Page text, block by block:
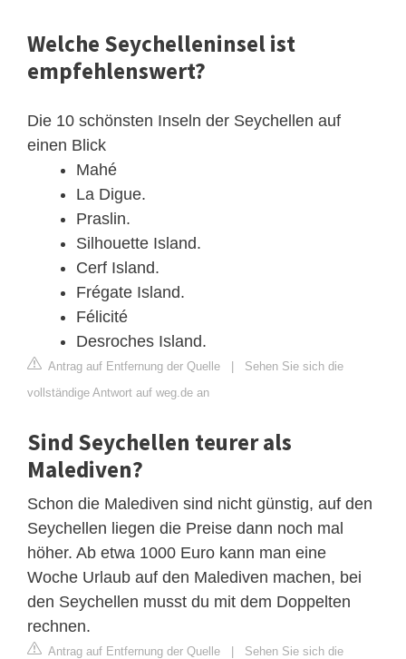
Welche Seychelleninsel ist
empfehlenswert?
Die 10 schönsten Inseln der Seychellen auf
einen Blick
Mahé
La Digue.
Praslin.
Silhouette Island.
Cerf Island.
Frégate Island.
Félicité
Desroches Island.
Antrag auf Entfernung der Quelle | Sehen Sie sich die
vollständige Antwort auf weg.de an
Sind Seychellen teurer als
Malediven?
Schon die Malediven sind nicht günstig, auf den
Seychellen liegen die Preise dann noch mal
höher. Ab etwa 1000 Euro kann man eine
Woche Urlaub auf den Malediven machen, bei
den Seychellen musst du mit dem Doppelten
rechnen.
Antrag auf Entfernung der Quelle | Sehen Sie sich die